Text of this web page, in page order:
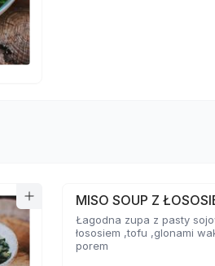
MISO SOUP Z
Łagodna zupa z pasty
łososiem ,tofu ,glonami
porem